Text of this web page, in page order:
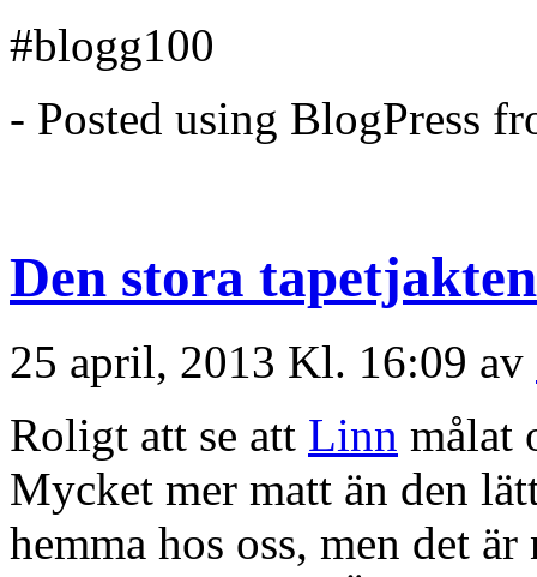
#blogg100
- Posted using BlogPress
Den stora tapetjakten
25 april, 2013 Kl. 16:09 av
Roligt att se att Linn målat
Mycket mer matt än den
hemma hos oss, men det